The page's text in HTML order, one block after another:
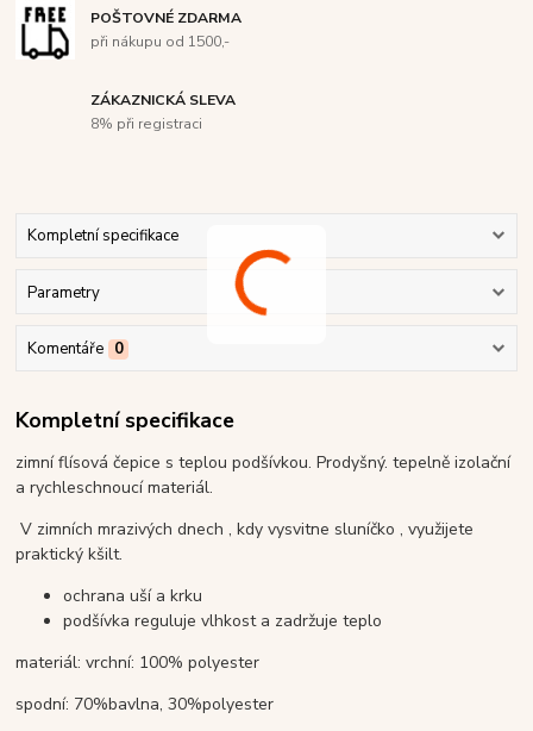
POŠTOVNÉ ZDARMA
při nákupu od 1500,-
ZÁKAZNICKÁ SLEVA
8% při registraci
Kompletní specifikace
Parametry
Komentáře 0
Kompletní specifikace
zimní flísová čepice s teplou podšívkou. Prodyšný. tepelně izolační
a rychleschnoucí materiál.
V zimních mrazivých dnech , kdy vysvitne sluníčko , využijete
praktický kšilt.
ochrana uší a krku
podšívka reguluje vlhkost a zadržuje teplo
materiál: vrchní: 100% polyester
spodní: 70%bavlna, 30%polyester